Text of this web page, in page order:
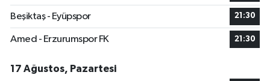
Beşiktaş - Eyüpspor 21:30
Amed - Erzurumspor FK 21:30
17 Ağustos, Pazartesi